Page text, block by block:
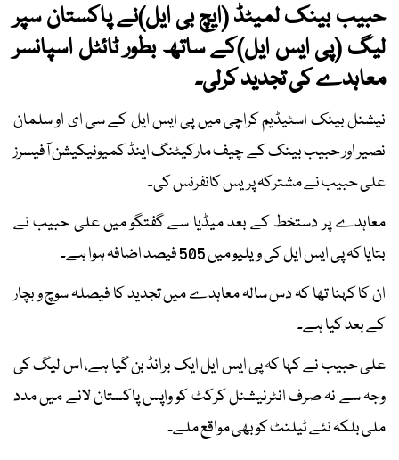
حبیب بینک لمیٹڈ (ایچ بی ایل)نے پاکستان سپر
لیگ (پی ایس ایل)کے ساتھ بطور ٹائٹل اسپانسر
معاہدے کی تجدید کرلی۔
نیشنل بینک اسٹیڈیم کراچی میں پی ایس ایل کے سی ای او سلمان
نصیر اور حبیب بینک کے چیف مارکیٹنگ اینڈ کمیونیکیشن آفیسرز
علی حبیب نے مشترکہ پریس کانفرنس کی۔
معاہدے پر دستخط کے بعد میڈیا سے گفتگو میں علی حبیب نے
بتایا کہ پی ایس ایل کی ویلیو میں 505 فیصد اضافہ ہوا ہے۔
ان کا کہنا تھا کہ دس سالہ معاہدے میں تجدید کا فیصلہ سوچ و بچار
کے بعد کیا ہے۔
علی حبیب نے کہا کہ پی ایس ایل ایک برانڈ بن گیا ہے، اس لیگ کی
وجہ سے نہ صرف انٹرنیشنل کرکٹ کو واپس پاکستان لانے میں مدد
ملی بلکہ نئے ٹیلنٹ کو بھی مواقع ملے۔